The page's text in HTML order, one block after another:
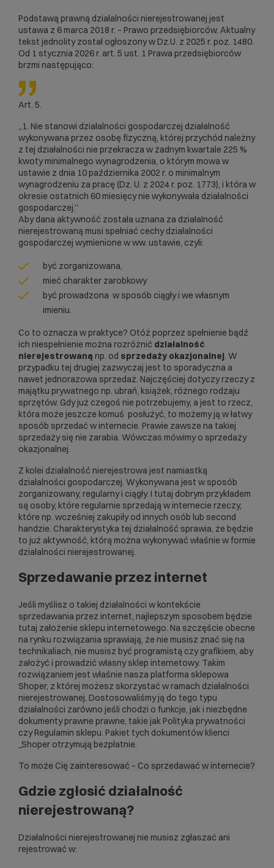
Podstawą prawną działalności nierejestrowanej jest
ustawa z 6 marca 2018 r. – Prawo przedsiębiorców. Aktualny
tekst jednolity został ogłoszony w Dz.U. z 2025 r. poz. 1480.
Od 1 stycznia 2026 r. art. 5 ust. 1 Prawa przedsiębiorców
brzmi następująco:
Art. 5.
„1. Nie stanowi działalności gospodarczej działalność
wykonywana przez osobę fizyczną, której przychód należny
z tej działalności nie przekracza w żadnym kwartale 225 %
kwoty minimalnego wynagrodzenia, o którym mowa w
ustawie z dnia 10 października 2002 r. o minimalnym
wynagrodzeniu za pracę (Dz. U. z 2024 r. poz. 1773), i która w
okresie ostatnich 60 miesięcy nie wykonywała działalności
gospodarczej.”
Aby dana aktywność została uznana za działalność
nierejestrowaną musi spełniać cechy działalności
gospodarczej wymienione w ww. ustawie, czyli:
być zorganizowana,
mieć charakter zarobkowy
być prowadzona w sposób ciągły i we własnym
imieniu.
Co to oznacza w praktyce? Otóż poprzez spełnienie bądź
ich niespełnienie można rozróżnić działalność
nierejestrowaną np. od sprzedaży okazjonalnej. W
przypadku tej drugiej zazwyczaj jest to sporadyczna a
nawet jednorazowa sprzedaż. Najczęściej dotyczy rzeczy z
majątku prywatnego np. ubrań, książek, różnego rodzaju
sprzętów. Gdy już czegoś nie potrzebujemy, a jest to rzecz,
która może jeszcze komuś posłużyć, to możemy ją w łatwy
sposób sprzedać w internecie. Prawie zawsze na takiej
sprzedaży się nie zarabia. Wówczas mówimy o sprzedaży
okazjonalnej.
Z kolei działalność nierejestrowa jest namiastką
działalności gospodarczej. Wykonywana jest w sposób
zorganizowany, regularny i ciągły. I tutaj dobrym przykładem
są osoby, które regularnie sprzedają w internecie rzeczy,
które np. wcześniej zakupiły od innych osób lub second
handzie. Charakterystyka tej działalność sprawia, że będzie
to już aktywność, którą można wykonywać właśnie w formie
działalności nierejestrowanej.
Sprzedawanie przez internet
Jeśli myślisz o takiej działalności w kontekście
sprzedawania przez internet, najlepszym sposobem będzie
tutaj założenie sklepu internetowego. Na szczęście obecne
na rynku rozwiązania sprawiają, że nie musisz znać się na
technikaliach, nie musisz być programistą czy grafikiem, aby
założyć i prowadzić własny sklep internetowy. Takim
rozwiązaniem jest właśnie nasza platforma sklepowa
Shoper, z której możesz skorzystać w ramach działalności
nierejestrowanej. Dostosowaliśmy ją do tego typu
działalności zarówno jeśli chodzi o funkcje, jak i niezbędne
dokumenty prawne prawne, takie jak Polityka prywatności
czy Regulamin sklepu. Pakiet tych dokumentów klienci
_Shoper otrzymują bezpłatnie.
To może Cię zainteresować – Co sprzedawać w internecie?
Gdzie zgłosić działalność
nierejestrowaną?
Działalności nierejestrowanej nie musisz zgłaszać ani
rejestrować w: